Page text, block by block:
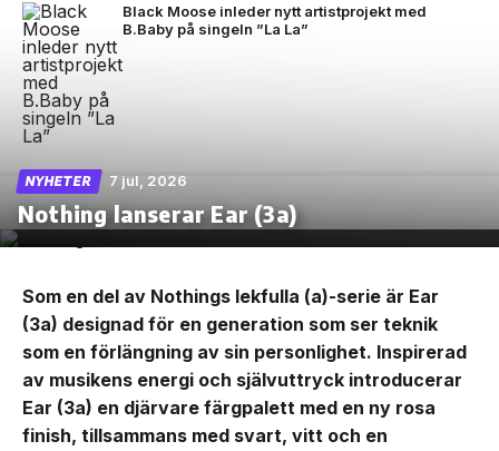
Black Moose inleder nytt artistprojekt med
B.Baby på singeln ”La La”
NYHETER 7 jul, 2026
Nothing lanserar Ear (3a)
Som en del av Nothings lekfulla (a)-serie är Ear
(3a) designad för en generation som ser teknik
som en förlängning av sin personlighet. Inspirerad
av musikens energi och självuttryck introducerar
Ear (3a) en djärvare färgpalett med en ny rosa
finish, tillsammans med svart, vitt och en